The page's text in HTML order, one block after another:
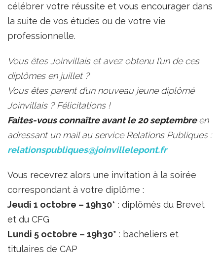
célébrer votre réussite et vous encourager dans
la suite de vos études ou de votre vie
professionnelle.
Vous êtes Joinvillais et avez obtenu l’un de ces
diplômes en juillet ?
Vous êtes parent d’un nouveau jeune diplômé
Joinvillais ? Félicitations !
Faites-vous connaître avant le 20 septembreen
adressant un mail au service Relations Publiques :
relationspubliques@joinvillelepont.fr
Vous recevrez alors une invitation à la soirée
correspondant à votre diplôme :
Jeudi 1 octobre – 19h30* : diplômés du Brevet
et du CFG
Lundi 5 octobre – 19h30* : bacheliers et
titulaires de CAP